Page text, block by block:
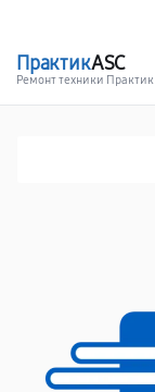
ПрактикASC
Ремонт техники Практик